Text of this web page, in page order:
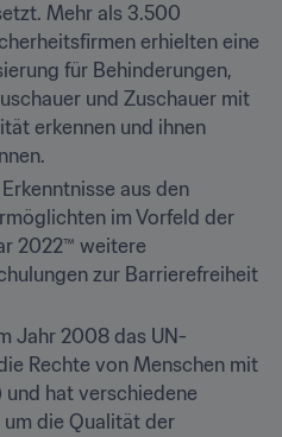
Mehr als 3.500
erhielten eine
für Behinderungen,
und Zuschauer mit
erkennen und ihnen
aus den
im Vorfeld der
2022™ weitere
zur Barrierefreiheit
Jahr 2008 das UN-
Rechte von Menschen mit
und hat verschiedene
die Qualität der